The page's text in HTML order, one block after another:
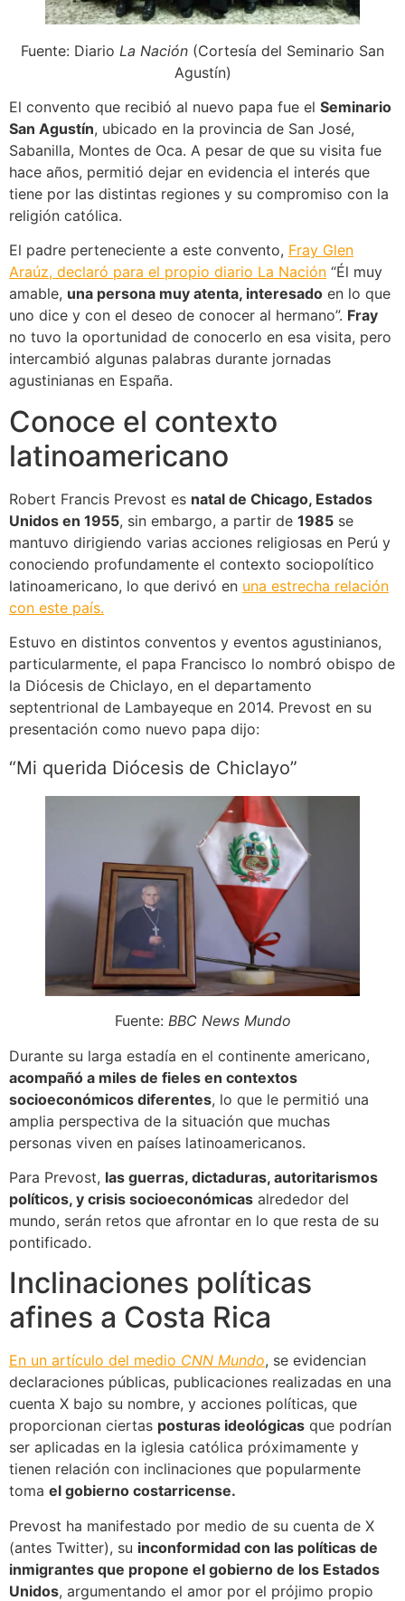
Fuente: Diario La Nación (Cortesía del Seminario San
Agustín)
El convento que recibió al nuevo papa fue el Seminario
San Agustín, ubicado en la provincia de San José,
Sabanilla, Montes de Oca. A pesar de que su visita fue
hace años, permitió dejar en evidencia el interés que
tiene por las distintas regiones y su compromiso con la
religión católica.
El padre perteneciente a este convento, Fray Glen
Araúz, declaró para el propio diario La Nación “Él muy
amable, una persona muy atenta, interesado en lo que
uno dice y con el deseo de conocer al hermano”. Fray
no tuvo la oportunidad de conocerlo en esa visita, pero
intercambió algunas palabras durante jornadas
agustinianas en España.
Conoce el contexto
latinoamericano
Robert Francis Prevost es natal de Chicago, Estados
Unidos en 1955, sin embargo, a partir de 1985 se
mantuvo dirigiendo varias acciones religiosas en Perú y
conociendo profundamente el contexto sociopolítico
latinoamericano, lo que derivó en una estrecha relación
con este país.
Estuvo en distintos conventos y eventos agustinianos,
particularmente, el papa Francisco lo nombró obispo de
la Diócesis de Chiclayo, en el departamento
septentrional de Lambayeque en 2014. Prevost en su
presentación como nuevo papa dijo:
“Mi querida Diócesis de Chiclayo”
Fuente: BBC News Mundo
Durante su larga estadía en el continente americano,
acompañó a miles de fieles en contextos
socioeconómicos diferentes, lo que le permitió una
amplia perspectiva de la situación que muchas
personas viven en países latinoamericanos.
Para Prevost, las guerras, dictaduras, autoritarismos
políticos, y crisis socioeconómicas alrededor del
mundo, serán retos que afrontar en lo que resta de su
pontificado.
Inclinaciones políticas
afines a Costa Rica
En un artículo del medio CNN Mundo, se evidencian
declaraciones públicas, publicaciones realizadas en una
cuenta X bajo su nombre, y acciones políticas, que
proporcionan ciertas posturas ideológicas que podrían
ser aplicadas en la iglesia católica próximamente y
tienen relación con inclinaciones que popularmente
toma el gobierno costarricense.
Prevost ha manifestado por medio de su cuenta de X
(antes Twitter), su inconformidad con las políticas de
inmigrantes que propone el gobierno de los Estados
Unidos, argumentando el amor por el prójimo propio